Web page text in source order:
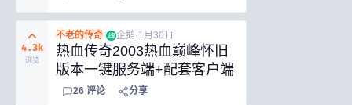
镜像一键端
4.3k
浏览
不老的传奇· 企鹅 企鹅·1月30日
热血传奇2003热血巅峰怀旧
版本一键服务端+配套客户端
26 评论 分享